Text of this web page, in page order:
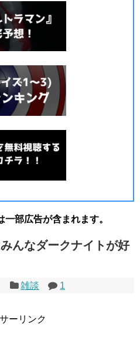
部広告が含まれます。
んなダークナイトが好
雑談 1
ーリンク